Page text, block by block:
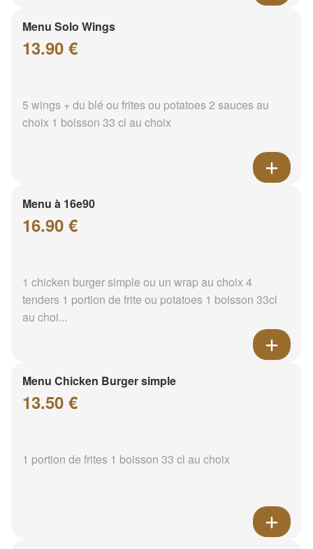
Menu Solo Wings
13.90 €
5 wings + du blé ou frites ou potatoes 2 sauces au
choix 1 boisson 33 cl au choix
Menu à 16e90
16.90 €
1 chicken burger simple ou un wrap au choix 4
tenders 1 portion de frite ou potatoes 1 boisson 33cl
au choi...
Menu Chicken Burger simple
13.50 €
1 portion de frites 1 boisson 33 cl au choix